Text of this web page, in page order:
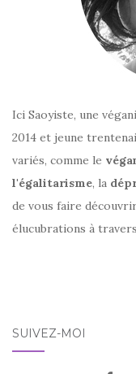
Ici Saoyiste, une
2014 et jeune
variés, comme le
l'égalitarisme, la
de vous faire
élucubrations à
SUIVEZ-MOI